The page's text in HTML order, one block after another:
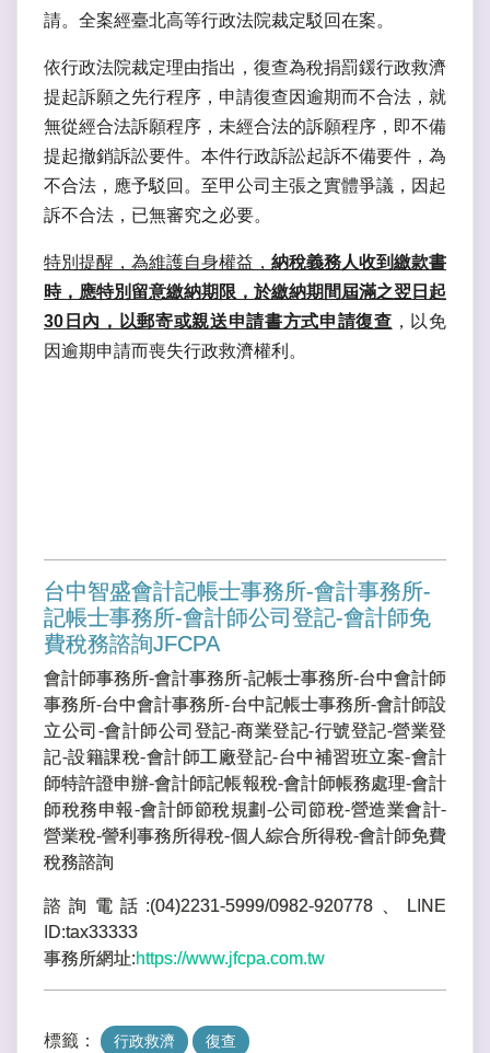
請。全案經臺北高等行政法院裁定駁回在案。
依行政法院裁定理由指出，復查為稅捐罰鍰行政救濟
提起訴願之先行程序，申請復查因逾期而不合法，就
無從經合法訴願程序，未經合法的訴願程序，即不備
提起撤銷訴訟要件。本件行政訴訟起訴不備要件，為
不合法，應予駁回。至甲公司主張之實體爭議，因起
訴不合法，已無審究之必要。
特別提醒，為維護自身權益， 納稅義務人收到繳款書
時，應特別留意繳納期限，於繳納期間屆滿之翌日起
30日內，以郵寄或親送申請書方式申請復查 ，以免
因逾期申請而喪失行政救濟權利。
台中智盛會計記帳士事務所-會計事務所-
記帳士事務所-會計師公司登記-會計師免
費稅務諮詢JFCPA
會計師事務所-會計事務所-記帳士事務所-台中會計師
事務所-台中會計事務所-台中記帳士事務所-會計師設
立公司-會計師公司登記-商業登記-行號登記-營業登
記-設籍課稅-會計師工廠登記-台中補習班立案-會計
師特許證申辦-會計師記帳報稅-會計師帳務處理-會計
師稅務申報-會計師節稅規劃-公司節稅-營造業會計-
營業稅-謍利事務所得稅-個人綜合所得稅-會計師免費
稅務諮詢
諮詢電話:(04)2231-5999/0982-920778、LINE
ID:tax33333
事務所網址:https://www.jfcpa.com.tw
標籤： 行政救濟 復查